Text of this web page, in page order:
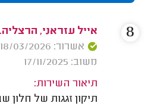
אייל עזראני, הרצליה.
אשרור: 18/03/2026
משוב: 17/11/2025
תיאור השירות:
תיקון זגגות של חלון
8